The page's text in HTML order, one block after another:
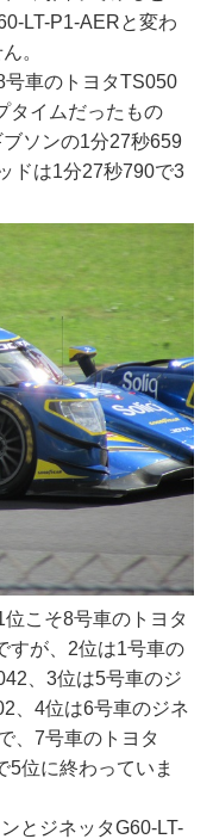
LT-P1-AERと変わ
。
車のトヨタTS050
タイムだったもの
ソンの1分27秒659
ドは1分27秒790で3
こそ8号車のトヨタ
すが、2位は1号車の
、3位は5号車のジ
、4位は6号車のジネ
、7号車のトヨタ
5位に終わっていま
とジネッタG60-LT-